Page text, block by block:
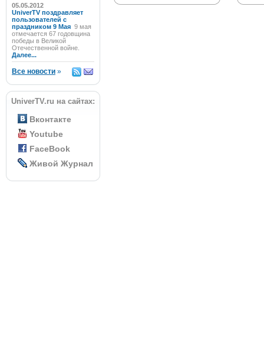
05.05.2012
UniverTV поздравляет
пользователей с
праздником 9 Мая 9 мая
отмечается 67 годовщина
победы в Великой
Отечественной войне.
Далее...
Все новости »
UniverTV.ru на сайтах:
Вконтакте
Youtube
FaceBook
Живой Журнал